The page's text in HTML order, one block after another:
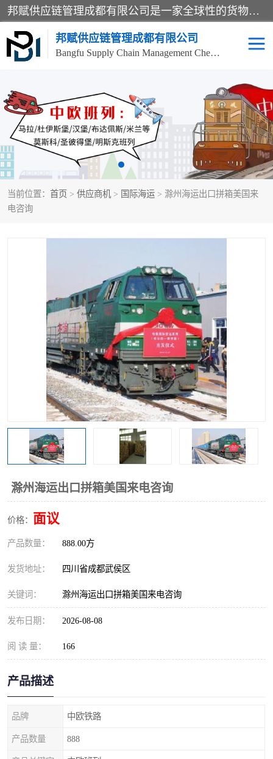
邦赋供应链管理成都有限公司是一家全球性的货物运输代理公司，主要从事：波兰中欧班列、德国中欧班列、出口莫斯科班列、中欧班列进口、蓉欧铁路、成都出口空运等业务，同时亦提供报关、报检、仓储、码头操作等服务。
邦赋供应链管理成都有限公司
Bangfu Supply Chain Management Chengdu Co.,LTD
当前位置： 首页 > 供应商机 > 国际海运 > 滁州海运出口拼箱美国来
电咨询
滁州海运出口拼箱美国来电咨询
价格： 面议
产品数量： 888.00方
发货地址： 四川省成都武侯区
关键词： 滁州海运出口拼箱美国来电咨询
发布日期： 2026-08-08
阅 读 量： 166
产品描述
品牌 中欧铁路
产品数量 888
进出口门到门 成都中欧班列
国际汽运 国际空运
食品进口物流清关 南美海运
中欧班列进口红酒啤酒
蓉欧班列进口机械设备 马来西亚物流
东南亚铁路 铁路出口拼箱/整柜
中俄班列莫斯科